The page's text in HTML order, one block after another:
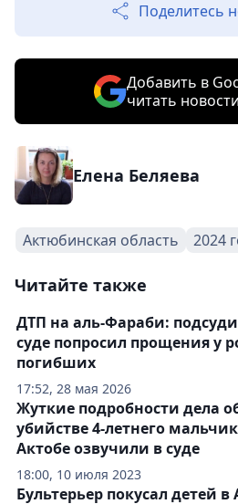
Поделитесь
Добавить в
читать
Елена Беляева
Актюбинская область 2024
Читайте также
17:52, 28 мая 2026
ДТП на аль-Фараби:
суде попросил прощения у
погибших
18:00, 10 июля 2023
Жуткие подробности дела
убийстве 4-летнего
Актобе озвучили в суде
Бультерьер покусал детей в